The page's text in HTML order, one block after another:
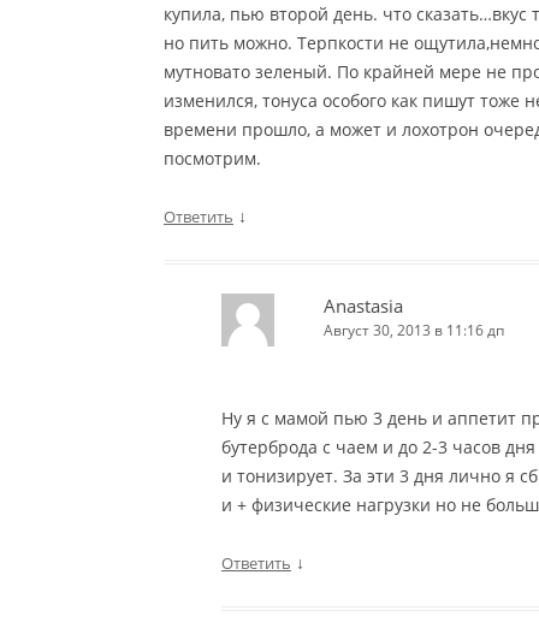
купила, пью второй день. что сказать…вкус
но пить можно. Терпкости не
мутновато зеленый. По крайней мере не
изменился, тонуса особого как пишут
времени прошло, а может и лохотрон
посмотрим.
Ответить ↓
Anastasia
Август 30, 2013 в 11:16 дп
Ну я с мамой пью 3 день и аппетит
бутерброда с чаем и до 2-3 часов
и тонизирует. За эти 3 дня лично я
и + физические нагрузки но не
Ответить ↓